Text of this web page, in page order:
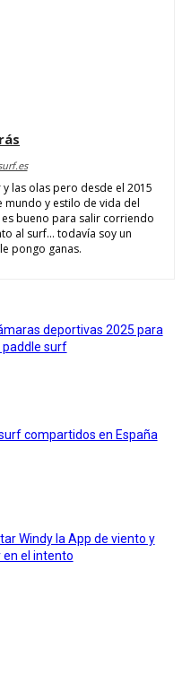
las olas pero desde el 2015
y estilo de vida del
bueno para salir corriendo
al surf... todavía soy un
pongo ganas.
deportivas 2025 para
surf
compartidos en España
Windy la App de viento y
en el intento